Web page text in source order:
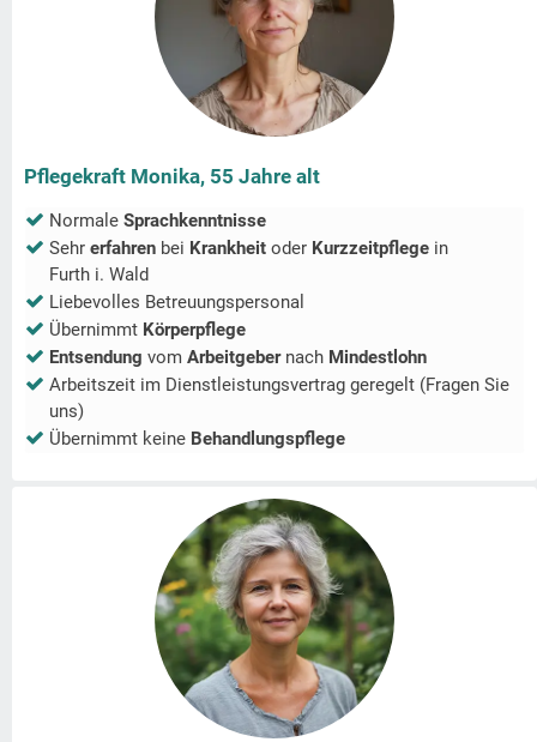
Pflegekraft Monika, 55 Jahre alt
Normale Sprachkenntnisse
Sehr erfahren bei Krankheit oder Kurzzeitpflege in
Furth i. Wald
Liebevolles Betreuungspersonal
Übernimmt Körperpflege
Entsendung vom Arbeitgeber nach Mindestlohn
Arbeitszeit im Dienstleistungsvertrag geregelt (Fragen Sie
uns)
Übernimmt keine Behandlungspflege